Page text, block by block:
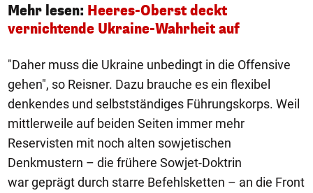
Mehr lesen: Heeres-Oberst deckt
vernichtende Ukraine-Wahrheit auf
"Daher muss die Ukraine unbedingt in die Offensive
gehen", so Reisner. Dazu brauche es ein flexibel
denkendes und selbstständiges Führungskorps. Weil
mittlerweile auf beiden Seiten immer mehr
Reservisten mit noch alten sowjetischen
Denkmustern – die frühere Sowjet-Doktrin
war geprägt durch starre Befehlsketten – an die Front